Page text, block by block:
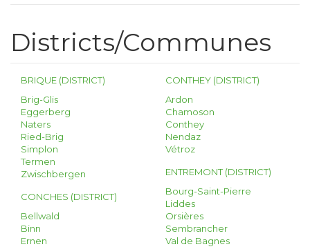
Districts/Communes
BRIQUE (DISTRICT)
Brig-Glis
Eggerberg
Naters
Ried-Brig
Simplon
Termen
Zwischbergen
CONCHES (DISTRICT)
Bellwald
Binn
Ernen
CONTHEY (DISTRICT)
Ardon
Chamoson
Conthey
Nendaz
Vétroz
ENTREMONT (DISTRICT)
Bourg-Saint-Pierre
Liddes
Orsières
Sembrancher
Val de Bagnes